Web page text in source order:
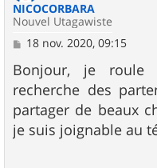
NICOCORBARA
Nouvel Utagawiste
M
s
s
a
g
e
18 nov. 2020, 09:15
Bonjour, je
recherche des
partager de beaux
je suis joignable au